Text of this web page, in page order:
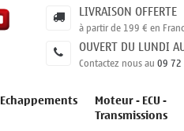
LIVRAISON OFFERTE
à partir de 199 € en
OUVERT DU LUNDI
Contactez nous au09
Echappements Moteur - ECU -
Transmissions